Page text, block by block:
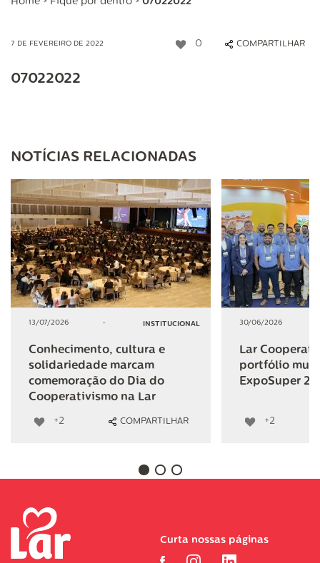
7 DE FEVEREIRO DE 2022 0 COMPARTILHAR
07022022
NOTÍCIAS RELACIONADAS
13/07/2026 - INSTITUCIONAL
Conhecimento, cultura e
solidariedade marcam
comemoração do Dia do
Cooperativismo na Lar
+2 COMPARTILHAR
30/06/2026
Lar
portfólio
ExpoSuper
+2
Curta nossas páginas